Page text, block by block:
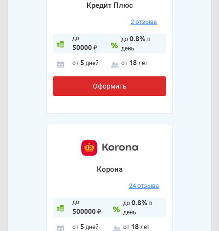
Кредит Плюс
2 отзыва
до
50000₽
до 0.8% в
день
от 5 дней от 18 лет
Оформить
Корона
24 отзыва
до
500000₽
до 0.8% в
день
от 5 дней от 18 лет